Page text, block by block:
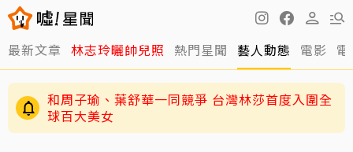
最新文章 林志玲曬帥兒照 熱門星聞 藝人動態 電影
和周子瑜、葉舒華一同競爭 台灣林莎首度入圍全
球百大美女